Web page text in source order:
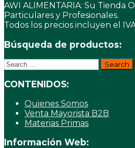
AWI ALIMENTARIA: Su Tienda
Particulares y Profesionales.
Todos los precios incluyen el
Búsqueda de productos:
Search
for:
CONTENIDOS:
Quienes Somos
Venta Mayorista B2B
Materias Primas
Información Web: